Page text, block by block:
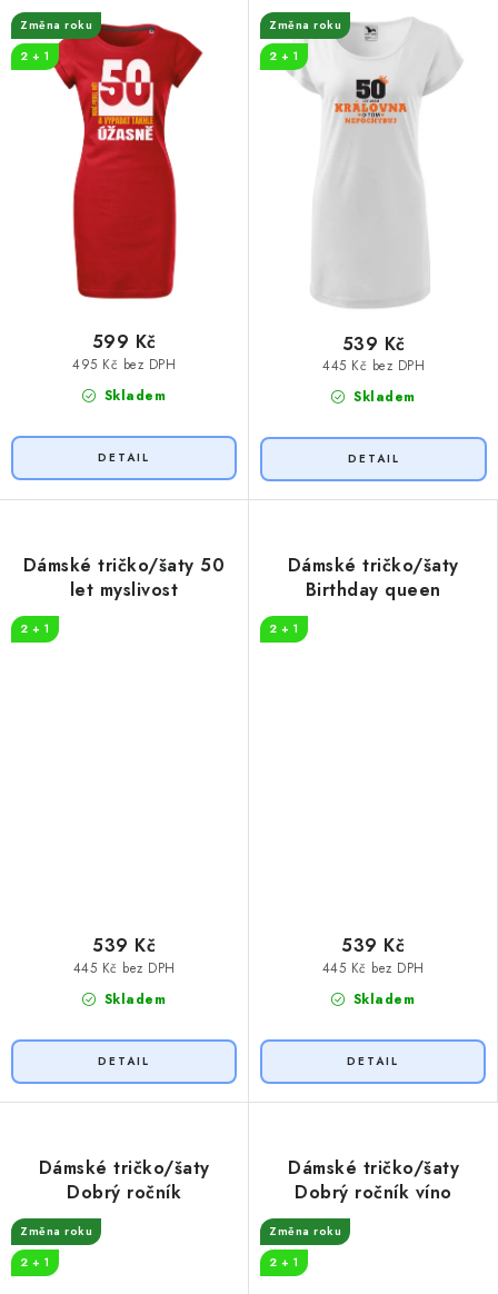
Změna roku
2 + 1
Skladem
495 Kč bez DPH
599 Kč
Změna roku
2 + 1
Skladem
445 Kč bez DPH
539 Kč
Dámské tričko/šaty 50
let myslivost
2 + 1
Skladem
445 Kč bez DPH
539 Kč
Dámské tričko/šaty
Birthday queen
2 + 1
Skladem
445 Kč bez DPH
539 Kč
Dámské tričko/šaty
Dobrý ročník
Změna roku
2 + 1
Dámské tričko/šaty
Dobrý ročník víno
Změna roku
2 + 1